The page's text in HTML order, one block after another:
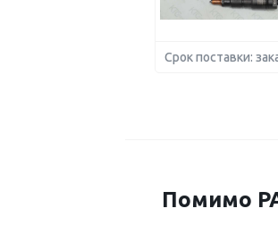
Срок поставки:
Помимо